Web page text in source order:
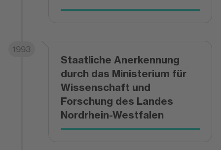
1993
Staatliche Anerkennung
durch das Ministerium für
Wissenschaft und
Forschung des Landes
Nordrhein-Westfalen